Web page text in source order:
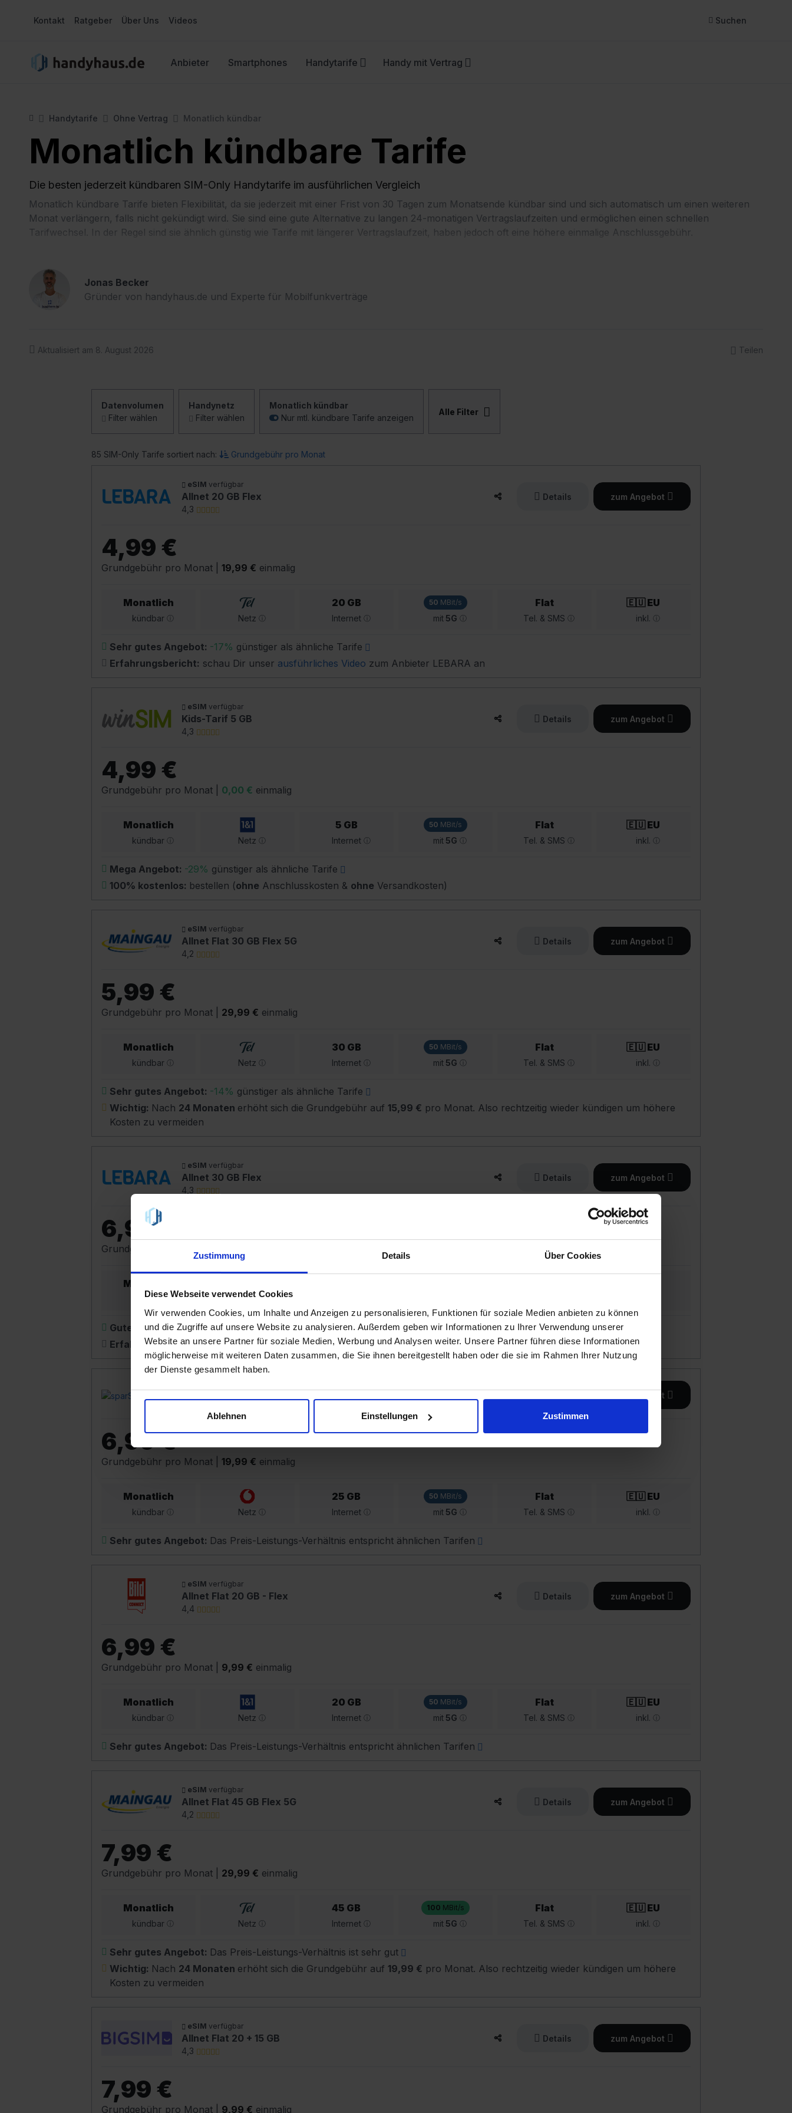
Zustimmung Details Über Cookies
Diese Webseite verwendet Cookies
Wir verwenden Cookies, um Inhalte und Anzeigen zu personalisieren, Funktionen für soziale Medien anbieten zu können
und die Zugriffe auf unsere Website zu analysieren. Außerdem geben wir Informationen zu Ihrer Verwendung unserer
Website an unsere Partner für soziale Medien, Werbung und Analysen weiter. Unsere Partner führen diese Informationen
möglicherweise mit weiteren Daten zusammen, die Sie ihnen bereitgestellt haben oder die sie im Rahmen Ihrer Nutzung
der Dienste gesammelt haben.
Ablehnen Einstellungen Zustimmen
Kontakt Ratgeber Über Uns Videos Suchen
Anbieter Smartphones Handytarife Handy mit Vertrag
Handytarife Ohne Vertrag Monatlich kündbar
Monatlich kündbare Tarife
Die besten jederzeit kündbaren SIM-Only Handytarife im ausführlichen Vergleich
Monatlich kündbare Tarife bieten Flexibilität, da sie jederzeit mit einer Frist von 30 Tagen zum Monatsende kündbar sind und sich automatisch um einen weiteren
Monat verlängern, falls nicht gekündigt wird. Sie sind eine gute Alternative zu langen 24-monatigen Vertragslaufzeiten und ermöglichen einen schnellen
Tarifwechsel. In der Regel sind sie ähnlich günstig wie Tarife mit längerer Vertragslaufzeit, haben jedoch oft eine höhere einmalige Anschlussgebühr.
Jonas Becker
Gründer von handyhaus.de und Experte für Mobilfunkverträge
Aktualisiert am 8. August 2026 Teilen
Datenvolumen
Filter wählen
Handynetz
Filter wählen
Monatlich kündbar
Nur mtl. kündbare Tarife anzeigen
Alle Filter
85 SIM-Only Tarife sortiert nach: Grundgebühr pro Monat
eSIM verfügbar
Allnet 20 GB Flex
4,3
Details zum Angebot
4,99 €
Grundgebühr pro Monat 19,99 € einmalig
Monatlich
kündbar Netz
20 GB
Internet
50 MBit/s
mit 5G
Flat
Tel. & SMS
🇪🇺 EU
inkl.
Sehr gutes Angebot: -17% günstiger als ähnliche Tarife
Erfahrungsbericht: schau Dir unser ausführliches Video zum Anbieter LEBARA an
eSIM verfügbar
Kids-Tarif 5 GB
4,3
Details zum Angebot
4,99 €
Grundgebühr pro Monat 0,00 € einmalig
Monatlich
kündbar Netz
5 GB
Internet
50 MBit/s
mit 5G
Flat
Tel. & SMS
🇪🇺 EU
inkl.
Mega Angebot: -29% günstiger als ähnliche Tarife
100% kostenlos: bestellen (ohne Anschlusskosten & ohne Versandkosten)
eSIM verfügbar
Allnet Flat 30 GB Flex 5G
4,2
Details zum Angebot
5,99 €
Grundgebühr pro Monat 29,99 € einmalig
Monatlich
kündbar Netz
30 GB
Internet
50 MBit/s
mit 5G
Flat
Tel. & SMS
🇪🇺 EU
inkl.
Sehr gutes Angebot: -14% günstiger als ähnliche Tarife
Wichtig: Nach 24 Monaten erhöht sich die Grundgebühr auf 15,99 € pro Monat. Also rechtzeitig wieder kündigen um höhere
Kosten zu vermeiden
eSIM verfügbar
Allnet 30 GB Flex
4,3
Details zum Angebot
6,99 €
Grundgebühr pro Monat
Monatlich
kündbar Netz
Gutes Angebot:kostet nur 1,00 € mehr als ähnliche Tarife » günstigere Alternative anzeigen
Erfahrungsbericht:schau Dir unserausführliches Videozum Anbieter LEBARA an
sparSIM S Flex
4,4
zum Angebot
6,99 €
Grundgebühr pro Monat 19,99 € einmalig
Monatlich
kündbar Netz
25 GB
Internet
50 MBit/s
mit 5G
Flat
Tel. & SMS
🇪🇺 EU
inkl.
Sehr gutes Angebot: Das Preis-Leistungs-Verhältnis entspricht ähnlichen Tarifen
eSIM verfügbar
Allnet Flat 20 GB - Flex
4,4
Details zum Angebot
6,99 €
Grundgebühr pro Monat 9,99 € einmalig
Monatlich
kündbar Netz
20 GB
Internet
50 MBit/s
mit 5G
Flat
Tel. & SMS
🇪🇺 EU
inkl.
Sehr gutes Angebot: Das Preis-Leistungs-Verhältnis entspricht ähnlichen Tarifen
eSIM verfügbar
Allnet Flat 45 GB Flex 5G
4,2
Details zum Angebot
7,99 €
Grundgebühr pro Monat 29,99 € einmalig
Monatlich
kündbar Netz
45 GB
Internet
100 MBit/s
mit 5G
Flat
Tel. & SMS
🇪🇺 EU
inkl.
Sehr gutes Angebot: Das Preis-Leistungs-Verhältnis ist sehr gut
Wichtig: Nach 24 Monaten erhöht sich die Grundgebühr auf 19,99 € pro Monat. Also rechtzeitig wieder kündigen um höhere
Kosten zu vermeiden
eSIM verfügbar
Allnet Flat 20 + 15 GB
4,3
Details zum Angebot
7,99 €
Grundgebühr pro Monat 9,99 € einmalig